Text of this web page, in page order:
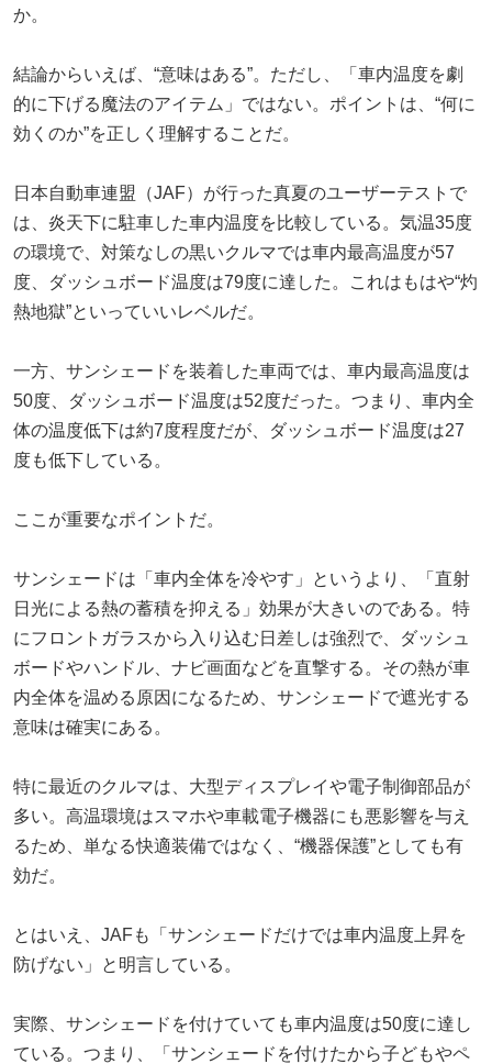
か。
結論からいえば、“意味はある”。ただし、「車内温度を劇
的に下げる魔法のアイテム」ではない。ポイントは、“何に
効くのか”を正しく理解することだ。
日本自動車連盟（JAF）が行った真夏のユーザーテストで
は、炎天下に駐車した車内温度を比較している。気温35度
の環境で、対策なしの黒いクルマでは車内最高温度が57
度、ダッシュボード温度は79度に達した。これはもはや“灼
熱地獄”といっていいレベルだ。
一方、サンシェードを装着した車両では、車内最高温度は
50度、ダッシュボード温度は52度だった。つまり、車内全
体の温度低下は約7度程度だが、ダッシュボード温度は27
度も低下している。
ここが重要なポイントだ。
サンシェードは「車内全体を冷やす」というより、「直射
日光による熱の蓄積を抑える」効果が大きいのである。特
にフロントガラスから入り込む日差しは強烈で、ダッシュ
ボードやハンドル、ナビ画面などを直撃する。その熱が車
内全体を温める原因になるため、サンシェードで遮光する
意味は確実にある。
特に最近のクルマは、大型ディスプレイや電子制御部品が
多い。高温環境はスマホや車載電子機器にも悪影響を与え
るため、単なる快適装備ではなく、“機器保護”としても有
効だ。
とはいえ、JAFも「サンシェードだけでは車内温度上昇を
防げない」と明言している。
実際、サンシェードを付けていても車内温度は50度に達し
ている。つまり、「サンシェードを付けたから子どもやペ